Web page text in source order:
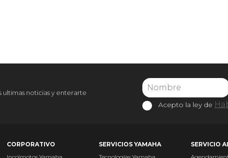
ultimas noticias y enterarte
Acepto la ley de
CORPORATIVO
SERVICIOS YAMAHA
SERVICIO